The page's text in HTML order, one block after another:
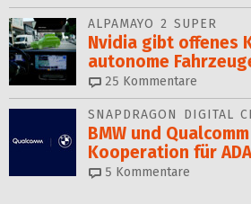
ALPAMAYO 2 SUPER
Nvidia gibt offenes
autonome
25 Kommentare
SNAPDRAGON DIGITAL
BMW und
Kooperation für
5 Kommentare